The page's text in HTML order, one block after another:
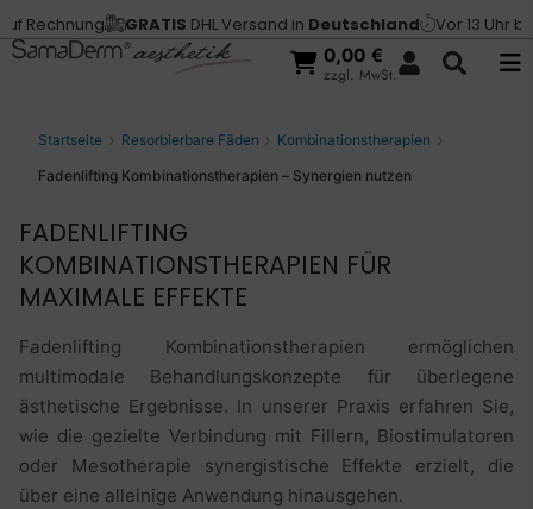
GRATISDHL Versand inDeutschland Vor 13 Uhr bestellt,
0,00 €
zzgl. MwSt.
Startseite Resorbierbare Fäden Kombinationstherapien
Fadenlifting Kombinationstherapien – Synergien nutzen
FADENLIFTING
KOMBINATIONSTHERAPIEN FÜR
MAXIMALE EFFEKTE
Fadenlifting Kombinationstherapien ermöglichen
multimodale Behandlungskonzepte für überlegene
ästhetische Ergebnisse. In unserer Praxis erfahren Sie,
wie die gezielte Verbindung mit Fillern, Biostimulatoren
oder Mesotherapie synergistische Effekte erzielt, die
über eine alleinige Anwendung hinausgehen.